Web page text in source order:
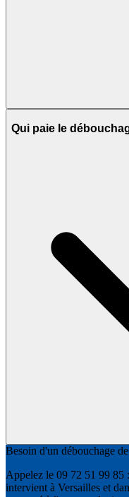
Qui paie le
Besoin d'un débouchage
Appelez le 09 72 51 99 85
intervient à Versailles et